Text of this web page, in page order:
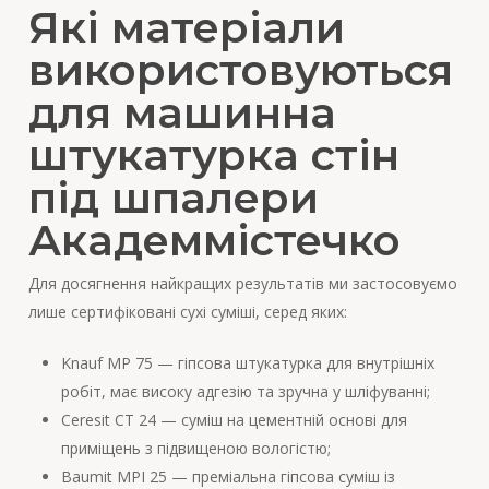
Які матеріали
використовуються
для машинна
штукатурка стін
під шпалери
Академмістечко
Для досягнення найкращих результатів ми застосовуємо
лише сертифіковані сухі суміші, серед яких:
Knauf MP 75 — гіпсова штукатурка для внутрішніх
робіт, має високу адгезію та зручна у шліфуванні;
Ceresit CT 24 — суміш на цементній основі для
приміщень з підвищеною вологістю;
Baumit MPI 25 — преміальна гіпсова суміш із